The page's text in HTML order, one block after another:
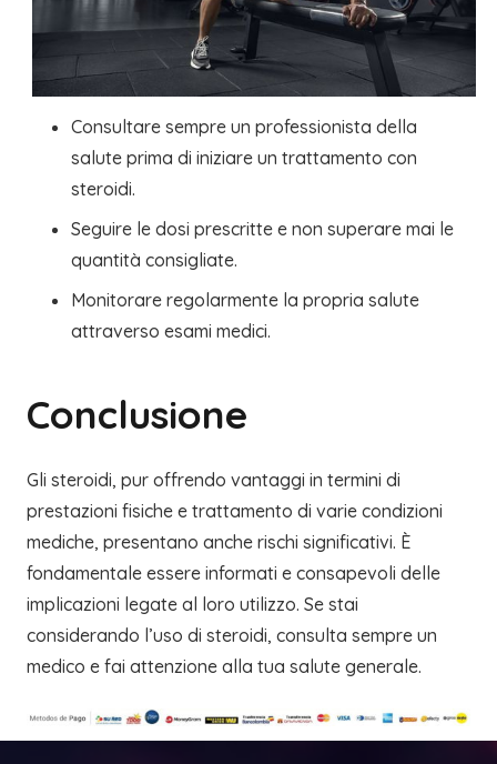
Consultare sempre un professionista della
salute prima di iniziare un trattamento con
steroidi.
Seguire le dosi prescritte e non superare mai le
quantità consigliate.
Monitorare regolarmente la propria salute
attraverso esami medici.
Conclusione
Gli steroidi, pur offrendo vantaggi in termini di
prestazioni fisiche e trattamento di varie condizioni
mediche, presentano anche rischi significativi. È
fondamentale essere informati e consapevoli delle
implicazioni legate al loro utilizzo. Se stai
considerando l’uso di steroidi, consulta sempre un
medico e fai attenzione alla tua salute generale.